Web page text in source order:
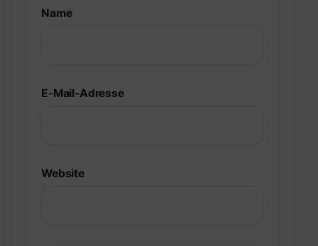
Name
E-Mail-Adresse
Website